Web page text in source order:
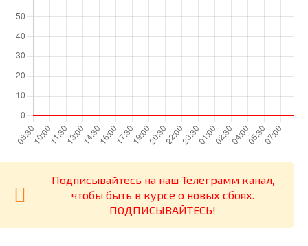
Подписывайтесь на наш Телеграмм канал,
чтобы быть в курсе о новых сбоях.
ПОДПИСЫВАЙТЕСЬ!